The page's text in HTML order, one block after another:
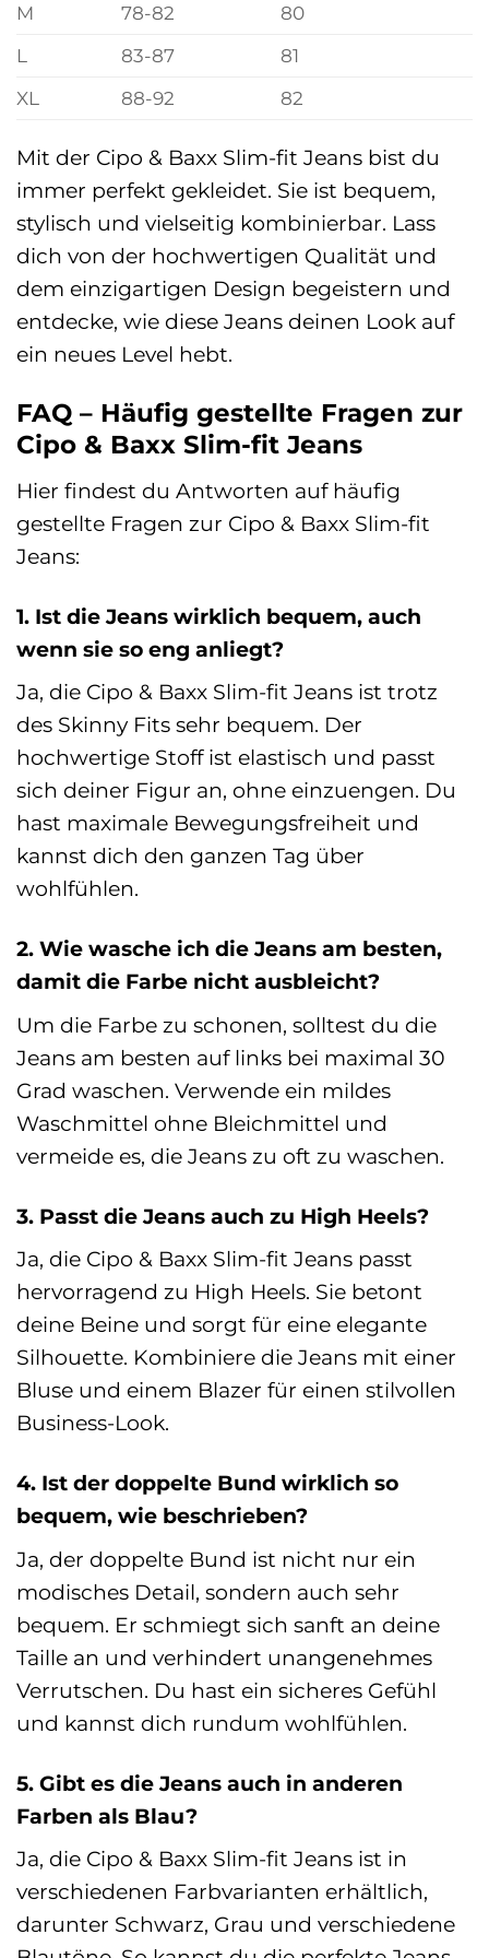
M 78-82
80
L
83-87
81
XL
88-92 82
Mit der Cipo & Baxx Slim-fit Jeans bist du
immer perfekt gekleidet. Sie ist bequem,
stylisch und vielseitig kombinierbar. Lass
dich von der hochwertigen Qualität und
dem einzigartigen Design begeistern und
entdecke, wie diese Jeans deinen Look auf
ein neues Level hebt.
FAQ – Häufig gestellte Fragen zur
Cipo & Baxx Slim-fit Jeans
Hier findest du Antworten auf häufig
gestellte Fragen zur Cipo & Baxx Slim-fit
Jeans:
1. Ist die Jeans wirklich bequem, auch
wenn sie so eng anliegt?
Ja, die Cipo & Baxx Slim-fit Jeans ist trotz
des Skinny Fits sehr bequem. Der
hochwertige Stoff ist elastisch und passt
sich deiner Figur an, ohne einzuengen. Du
hast maximale Bewegungsfreiheit und
kannst dich den ganzen Tag über
wohlfühlen.
2. Wie wasche ich die Jeans am besten,
damit die Farbe nicht ausbleicht?
Um die Farbe zu schonen, solltest du die
Jeans am besten auf links bei maximal 30
Grad waschen. Verwende ein mildes
Waschmittel ohne Bleichmittel und
vermeide es, die Jeans zu oft zu waschen.
3. Passt die Jeans auch zu High Heels?
Ja, die Cipo & Baxx Slim-fit Jeans passt
hervorragend zu High Heels. Sie betont
deine Beine und sorgt für eine elegante
Silhouette. Kombiniere die Jeans mit einer
Bluse und einem Blazer für einen stilvollen
Business-Look.
4. Ist der doppelte Bund wirklich so
bequem, wie beschrieben?
Ja, der doppelte Bund ist nicht nur ein
modisches Detail, sondern auch sehr
bequem. Er schmiegt sich sanft an deine
Taille an und verhindert unangenehmes
Verrutschen. Du hast ein sicheres Gefühl
und kannst dich rundum wohlfühlen.
5. Gibt es die Jeans auch in anderen
Farben als Blau?
Ja, die Cipo & Baxx Slim-fit Jeans ist in
verschiedenen Farbvarianten erhältlich,
darunter Schwarz, Grau und verschiedene